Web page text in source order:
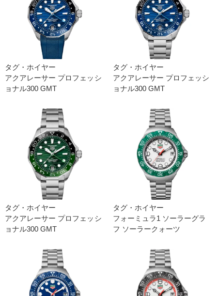
タグ・ホイヤー
アクアレーサー プロフェッシ
ョナル300 GMT
タグ・ホイヤー
アクアレーサー プロフェッシ
ョナル300 GMT
タグ・ホイヤー
アクアレーサー プロフェッシ
ョナル300 GMT
タグ・ホイヤー
フォーミュラ1 ソーラーグラ
フ ソーラークォーツ